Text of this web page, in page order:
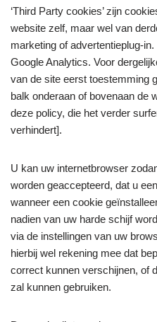
‘Third Party cookies’ zijn
website zelf, maar wel van
marketing of advertentieplug-
Google Analytics. Voor
van de site eerst toestemming
balk onderaan of bovenaan de
deze policy, die het verder
verhindert].
U kan uw internetbrowser
worden geaccepteerd, dat u
wanneer een cookie
nadien van uw harde schijf
via de instellingen van uw
hierbij wel rekening mee dat
correct kunnen verschijnen, of
zal kunnen gebruiken.